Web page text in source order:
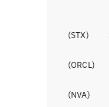
(
STX
)
(
ORCL
)
(
NVA
)